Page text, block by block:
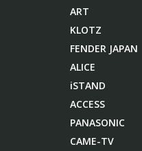
ART
KLOTZ
FENDER JAPAN
ALICE
iSTAND
ACCESS
PANASONIC
CAME-TV